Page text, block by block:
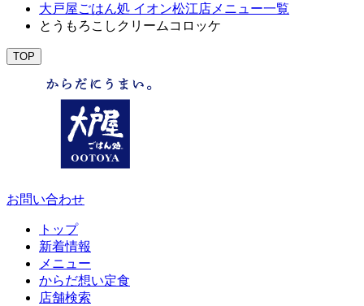
大戸屋ごはん処 イオン松江店メニュー一覧
とうもろこしクリームコロッケ
TOP
お問い合わせ
トップ
新着情報
メニュー
からだ想い定食
店舗検索